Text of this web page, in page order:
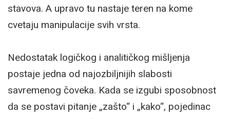
stavova. A upravo tu nastaje teren na kome
cvetaju manipulacije svih vrsta.
Nedostatak logičkog i analitičkog mišljenja
postaje jedna od najozbiljnijih slabosti
savremenog čoveka. Kada se izgubi sposobnost
da se postavi pitanje „zašto“ i „kako“, pojedinac